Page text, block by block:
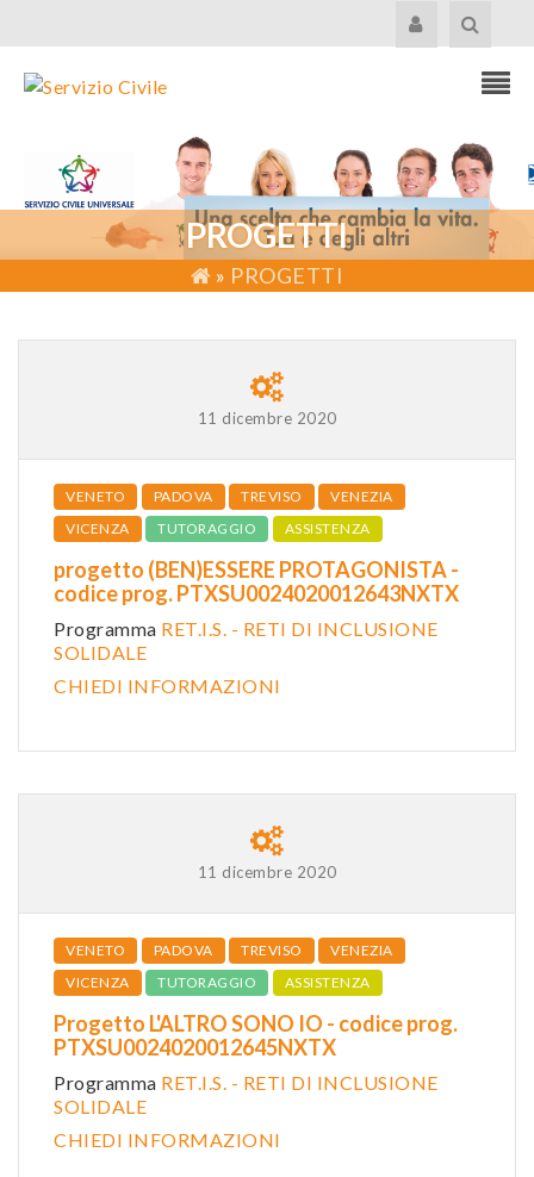
PROGETTI
» PROGETTI
11 dicembre 2020
VENETO PADOVA TREVISO
VENEZIA
VICENZA
TUTORAGGIO ASSISTENZA
progetto (BEN)ESSERE PROTAGONISTA -
codice prog. PTXSU0024020012643NXTX
Programma RET.I.S. - RETI DI INCLUSIONE
SOLIDALE
CHIEDI INFORMAZIONI
11 dicembre 2020
VENETO PADOVA TREVISO
VENEZIA
VICENZA
TUTORAGGIO ASSISTENZA
Progetto L'ALTRO SONO IO - codice prog.
PTXSU0024020012645NXTX
Programma RET.I.S. - RETI DI INCLUSIONE
SOLIDALE
CHIEDI INFORMAZIONI